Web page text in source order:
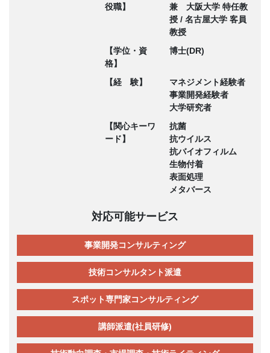
役職】
兼 大阪大学 特任教
授 / 名古屋大学 客員
教授
【学位・資
格】
博士(DR)
【経 験】
マネジメント経験者
事業開発経験者
大学研究者
【関心キーワ
ード】
抗菌
抗ウイルス
抗バイオフィルム
生物付着
表面処理
メタバース
対応可能サービス
事業開発コンサルティング
技術コンサルタント派遣
スポット専門家コンサルティング
講師派遣(社員研修)